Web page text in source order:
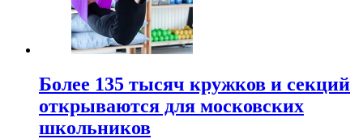
Более 135 тысяч кружков и секций
открываются для московских
школьников